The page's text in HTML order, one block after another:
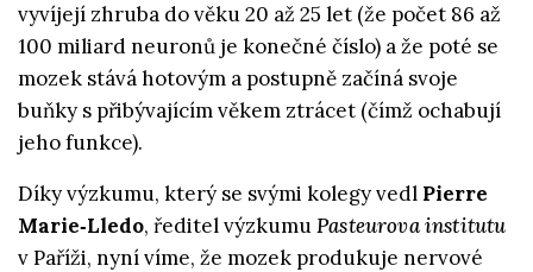
vyvíjejí zhruba do věku 20 až 25 let (že počet 86 až
100 miliard neuronů je konečné číslo) a že poté se
mozek stává hotovým a postupně začíná svoje
buňky s přibývajícím věkem ztrácet (čímž ochabují
jeho funkce).
Díky výzkumu, který se svými kolegy vedl Pierre
Marie‑Lledo, ředitel výzkumuPasteurova institutu
v Paříži, nyní víme, že mozek produkuje nervové